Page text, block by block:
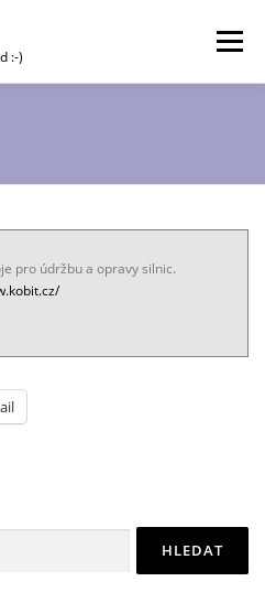
:-)
Menu
pro údržbu a opravy silnic.